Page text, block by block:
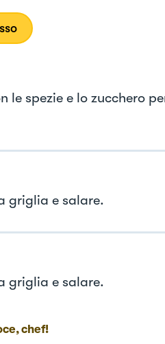
le spezie e lo zucchero
griglia e salare.
griglia e salare.
chef!